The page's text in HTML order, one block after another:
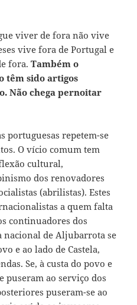
viver de fora não vive
vive fora de Portugal e
fora.Também o
têm sido artigos
Não chega pernoitar
portuguesas repetem-se
O vício comum tem
cultural,
dos renovadores
(abrilistas). Estes
a quem falta
continuadores dos
nacional de Aljubarrota se
e ao lado de Castela,
Se, à custa do povo e
puseram ao serviço dos
puseram-se ao